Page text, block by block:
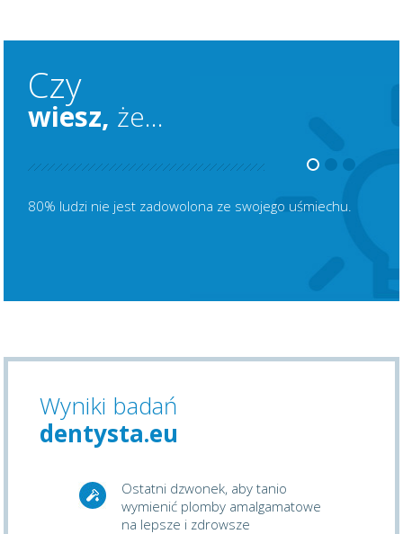
Czy
wiesz, że...
80% ludzi nie jest zadowolona ze swojego uśmiechu.
Wyniki badań
dentysta.eu
Ostatni dzwonek, aby tanio
wymienić plomby amalgamatowe
na lepsze i zdrowsze